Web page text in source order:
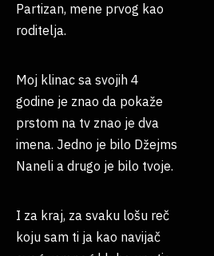
Partizan, mene prvog kao
roditelja.
Moj klinac sa svojih 4
godine je znao da pokaže
prstom na tv znao je dva
imena. Jedno je bilo Džejms
Naneli a drugo je bilo tvoje.
I za kraj, za svaku lošu reč
koju sam ti ja kao navijač